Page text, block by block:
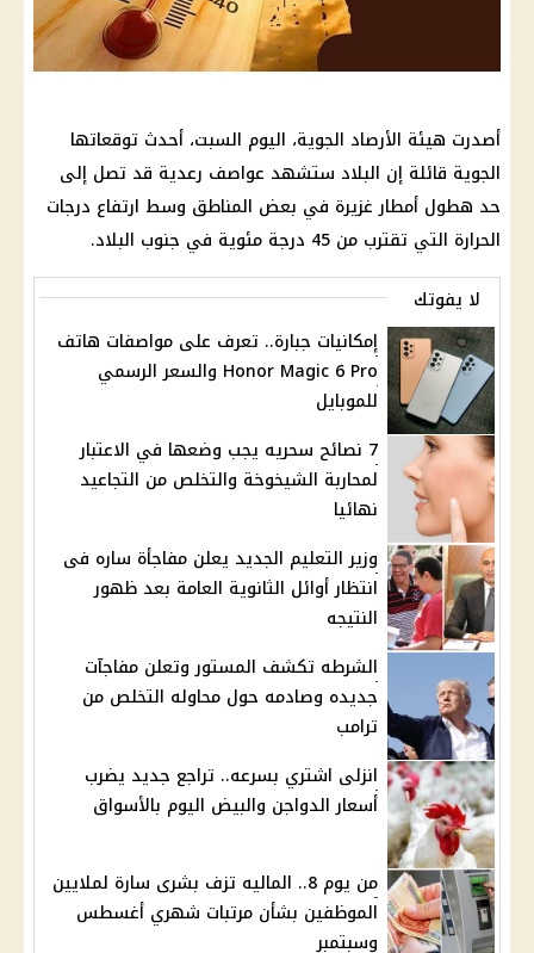
أصدرت هيئة الأرصاد الجوية، اليوم السبت، أحدث توقعاتها
الجوية قائلة إن البلاد ستشهد عواصف رعدية قد تصل إلى
حد هطول أمطار غزيرة في بعض المناطق وسط ارتفاع درجات
الحرارة التي تقترب من 45 درجة مئوية في جنوب البلاد.
لا يفوتك
إمكانيات جبارة.. تعرف على مواصفات هاتف
Honor Magic 6 Pro والسعر الرسمي
للموبايل
7 نصائح سحريه يجب وضعها في الاعتبار
لمحاربة الشيخوخة والتخلص من التجاعيد
نهائيا
وزير التعليم الجديد يعلن مفاجأة ساره فى
انتظار أوائل الثانوية العامة بعد ظهور
النتيجه
الشرطه تكشف المستور وتعلن مفاجآت
جديده وصادمه حول محاوله التخلص من
ترامب
انزلى اشتري بسرعه.. تراجع جديد يضرب
أسعار الدواجن والبيض اليوم بالأسواق
من يوم 8.. الماليه تزف بشرى سارة لملايين
الموظفين بشأن مرتبات شهري أغسطس
وسبتمبر